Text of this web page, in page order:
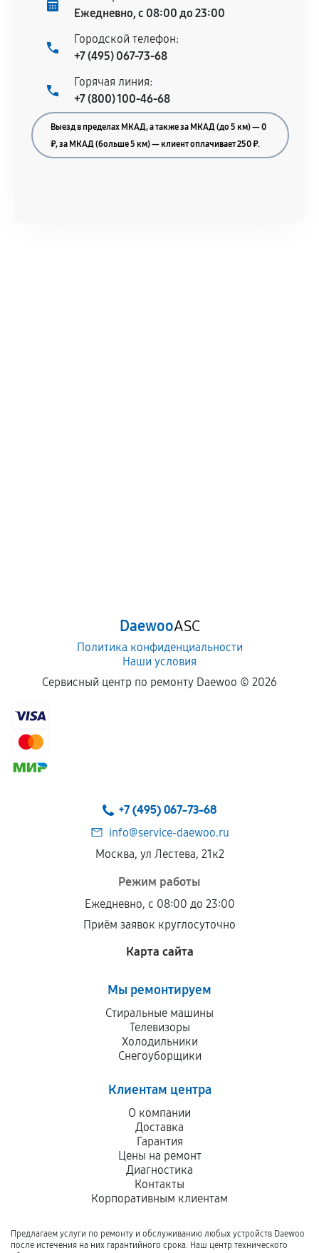
техническим характеристикам.
Документы для подтверждения
гарантии
Гарантийный талон.
Акт выполненных работ с датой, перечнем
услуг и сроком гарантии.
отдельных условиях.
Если комплектующие куплены
сохраняться полностью или частично, если
соблюдены следующие условия:
При этом гарантия на сами комплектующие
продавца. За качество сторонних деталей
сервисный центр ответственности не несет.
Ежедневно, с 08:00 до 23:00
Городской телефон:
+7 (495) 067-73-68
Горячая линия:
+7 (800) 100-46-68
Выезд в пределах МКАД, а также за МКАД (до 5 км) — 0
₽, за МКАД (больше 5 км) — клиент оплачивает 250 ₽.
DaewooASC
Политика конфиденциальности
Наши условия
Сервисный центр по ремонту Daewoo © 2026
+7 (495) 067-73-68
info@service-daewoo.ru
Москва, ул Лестева, 21к2
Режим работы
Ежедневно, с 08:00 до 23:00
Приём заявок круглосуточно
Карта сайта
Мы ремонтируем
Стиральные машины
Телевизоры
Холодильники
Снегоуборщики
Клиентам центра
О компании
Доставка
Гарантия
Цены на ремонт
Диагностика
Контакты
Корпоративным клиентам
Предлагаем услуги по ремонту и обслуживанию любых устройств Daewoo
после истечения на них гарантийного срока. Наш центр технического